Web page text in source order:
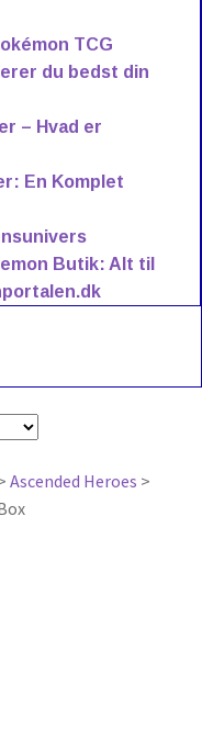
TCG
du bedst din
– Hvad er
En Komplet
Butik: Alt til
Ascended Heroes >